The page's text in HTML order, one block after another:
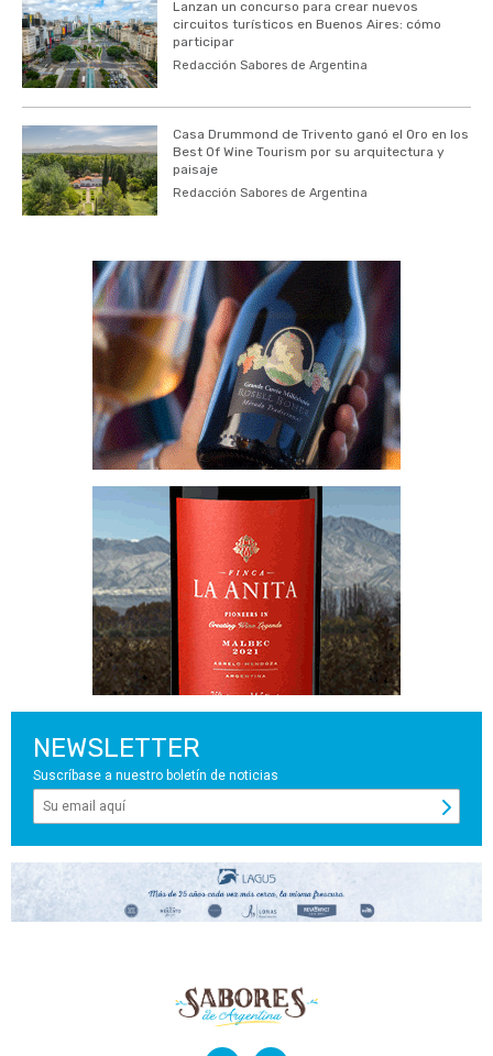
Lanzan un concurso para crear nuevos
circuitos turísticos en Buenos Aires: cómo
participar
Redacción Sabores de Argentina
Casa Drummond de Trivento ganó el Oro en los
Best Of Wine Tourism por su arquitectura y
paisaje
Redacción Sabores de Argentina
NEWSLETTER
Suscríbase a nuestro boletín de noticias